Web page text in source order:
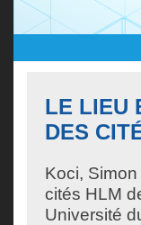
LE LIEU
DES
Koci, Simon
cités HLM
Université